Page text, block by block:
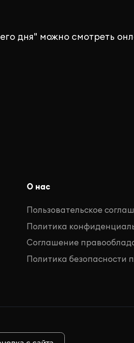
дня" можно смотреть
О нас
Пользовательское
Политика
Соглашение
Политика безопасности